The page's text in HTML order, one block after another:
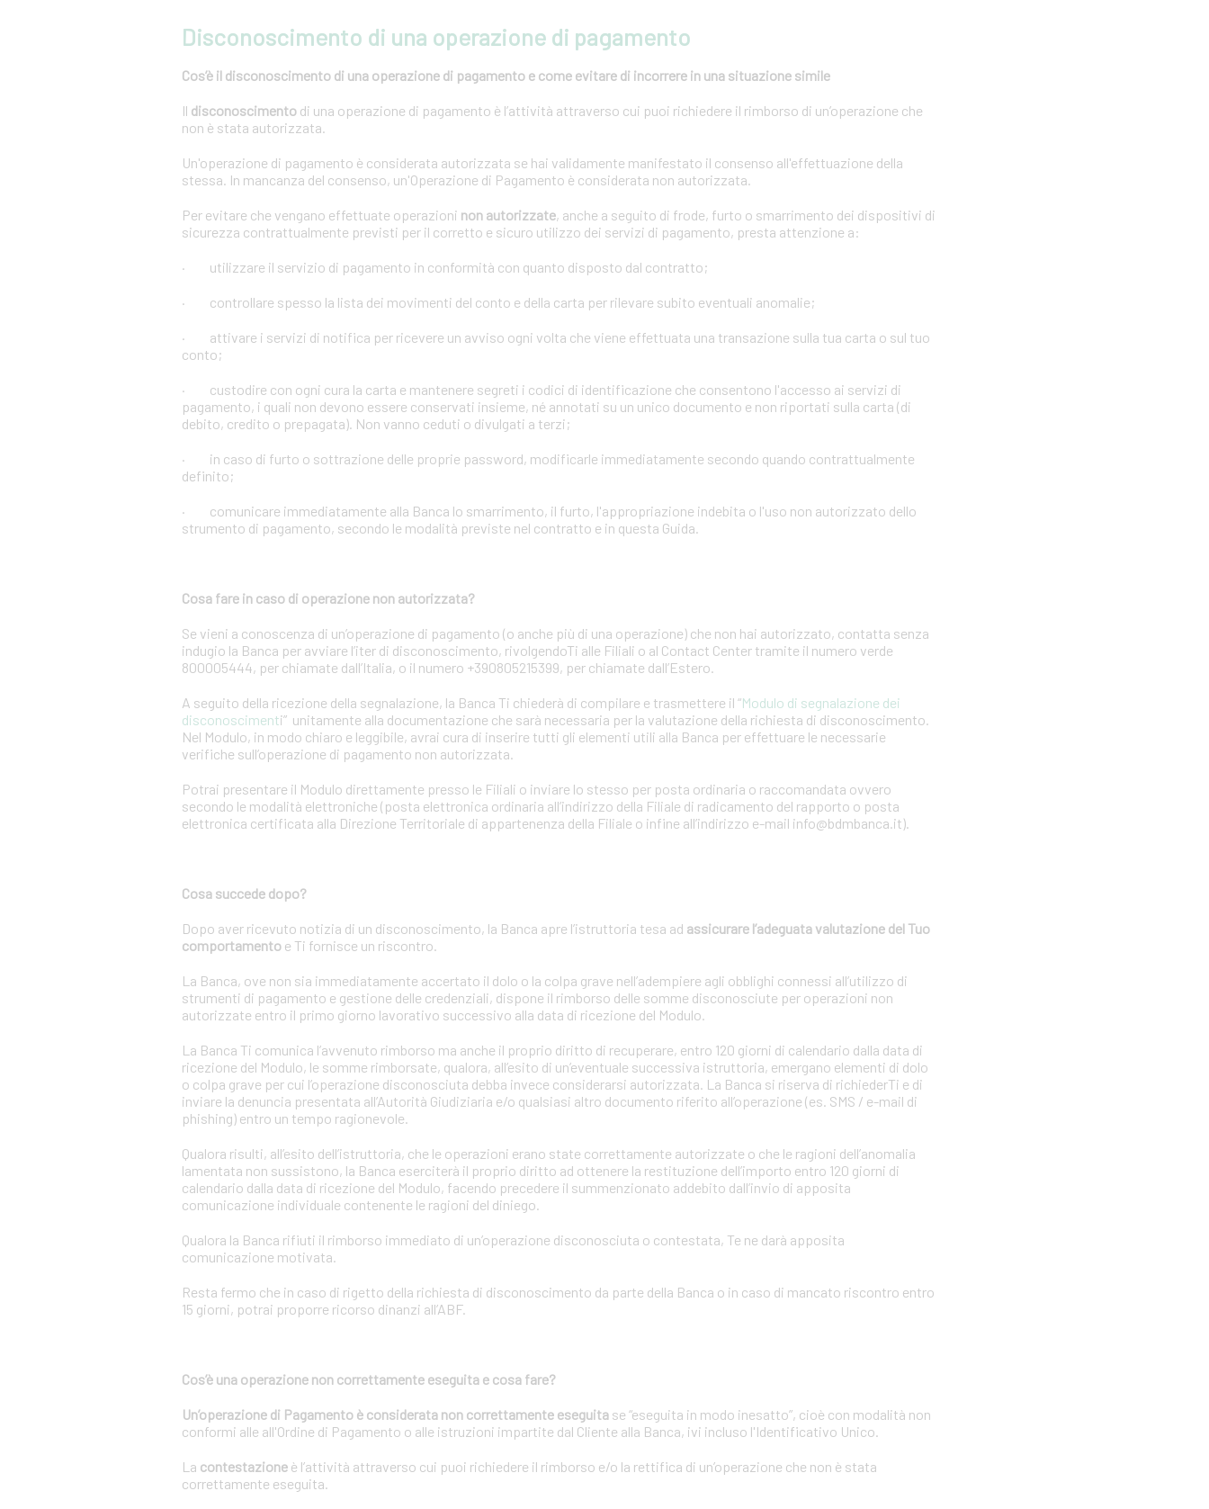
Disconoscimento di una operazione di pagamento
Cos’è il disconoscimento di una operazione di pagamento e come evitare di incorrere in una situazione simile
Il disconoscimento di una operazione di pagamento è l’attività attraverso cui puoi richiedere il rimborso di un’operazione che
non è stata autorizzata.
Un'operazione di pagamento è considerata autorizzata se hai validamente manifestato il consenso all'effettuazione della
stessa. In mancanza del consenso, un'Operazione di Pagamento è considerata non autorizzata.
Per evitare che vengano effettuate operazioni non autorizzate, anche a seguito di frode, furto o smarrimento dei dispositivi di
sicurezza contrattualmente previsti per il corretto e sicuro utilizzo dei servizi di pagamento, presta attenzione a:
· utilizzare il servizio di pagamento in conformità con quanto disposto dal contratto;
· controllare spesso la lista dei movimenti del conto e della carta per rilevare subito eventuali anomalie;
· attivare i servizi di notifica per ricevere un avviso ogni volta che viene effettuata una transazione sulla tua carta o sul tuo
conto;
· custodire con ogni cura la carta e mantenere segreti i codici di identificazione che consentono l'accesso ai servizi di
pagamento, i quali non devono essere conservati insieme, né annotati su un unico documento e non riportati sulla carta (di
debito, credito o prepagata). Non vanno ceduti o divulgati a terzi;
· in caso di furto o sottrazione delle proprie password, modificarle immediatamente secondo quando contrattualmente
definito;
· comunicare immediatamente alla Banca lo smarrimento, il furto, l'appropriazione indebita o l'uso non autorizzato dello
strumento di pagamento, secondo le modalità previste nel contratto e in questa Guida.
Cosa fare in caso di operazione non autorizzata?
Se vieni a conoscenza di un’operazione di pagamento (o anche più di una operazione) che non hai autorizzato, contatta senza
indugio la Banca per avviare l’iter di disconoscimento, rivolgendoTi alle Filiali o al Contact Center tramite il numero verde
800005444, per chiamate dall’Italia, o il numero +390805215399, per chiamate dall’Estero.
A seguito della ricezione della segnalazione, la Banca Ti chiederà di compilare e trasmettere il “Modulo di segnalazione dei
disconoscimenti” unitamente alla documentazione che sarà necessaria per la valutazione della richiesta di disconoscimento.
Nel Modulo, in modo chiaro e leggibile, avrai cura di inserire tutti gli elementi utili alla Banca per effettuare le necessarie
verifiche sull’operazione di pagamento non autorizzata.
Potrai presentare il Modulo direttamente presso le Filiali o inviare lo stesso per posta ordinaria o raccomandata ovvero
secondo le modalità elettroniche (posta elettronica ordinaria all’indirizzo della Filiale di radicamento del rapporto o posta
elettronica certificata alla Direzione Territoriale di appartenenza della Filiale o infine all’indirizzo e-mail info@bdmbanca.it).
Cosa succede dopo?
Dopo aver ricevuto notizia di un disconoscimento, la Banca apre l’istruttoria tesa ad assicurare l’adeguata valutazione del Tuo
comportamento e Ti fornisce un riscontro.
La Banca, ove non sia immediatamente accertato il dolo o la colpa grave nell’adempiere agli obblighi connessi all’utilizzo di
strumenti di pagamento e gestione delle credenziali, dispone il rimborso delle somme disconosciute per operazioni non
autorizzate entro il primo giorno lavorativo successivo alla data di ricezione del Modulo.
La Banca Ti comunica l’avvenuto rimborso ma anche il proprio diritto di recuperare, entro 120 giorni di calendario dalla data di
ricezione del Modulo, le somme rimborsate, qualora, all’esito di un’eventuale successiva istruttoria, emergano elementi di dolo
o colpa grave per cui l’operazione disconosciuta debba invece considerarsi autorizzata. La Banca si riserva di richiederTi e di
inviare la denuncia presentata all’Autorità Giudiziaria e/o qualsiasi altro documento riferito all’operazione (es. SMS / e-mail di
phishing) entro un tempo ragionevole.
Qualora risulti, all’esito dell’istruttoria, che le operazioni erano state correttamente autorizzate o che le ragioni dell’anomalia
lamentata non sussistono, la Banca eserciterà il proprio diritto ad ottenere la restituzione dell’importo entro 120 giorni di
calendario dalla data di ricezione del Modulo, facendo precedere il summenzionato addebito dall’invio di apposita
comunicazione individuale contenente le ragioni del diniego.
Qualora la Banca rifiuti il rimborso immediato di un’operazione disconosciuta o contestata, Te ne darà apposita
comunicazione motivata.
Resta fermo che in caso di rigetto della richiesta di disconoscimento da parte della Banca o in caso di mancato riscontro entro
15 giorni, potrai proporre ricorso dinanzi all’ABF.
Cos’è una operazione non correttamente eseguita e cosa fare?
Un’operazione di Pagamento è considerata non correttamente eseguita se “eseguita in modo inesatto”, cioè con modalità non
conformi alle all'Ordine di Pagamento o alle istruzioni impartite dal Cliente alla Banca, ivi incluso l'Identificativo Unico.
La contestazione è l’attività attraverso cui puoi richiedere il rimborso e/o la rettifica di un’operazione che non è stata
correttamente eseguita.